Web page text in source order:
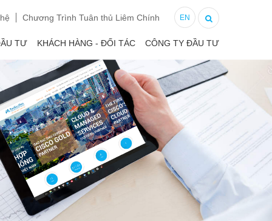
Chương Trình Tuân thủ Liêm Chính EN
TƯ KHÁCH HÀNG - ĐỐI TÁC CÔNG TY ĐẦU TƯ